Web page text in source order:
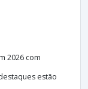
2026 com
estão